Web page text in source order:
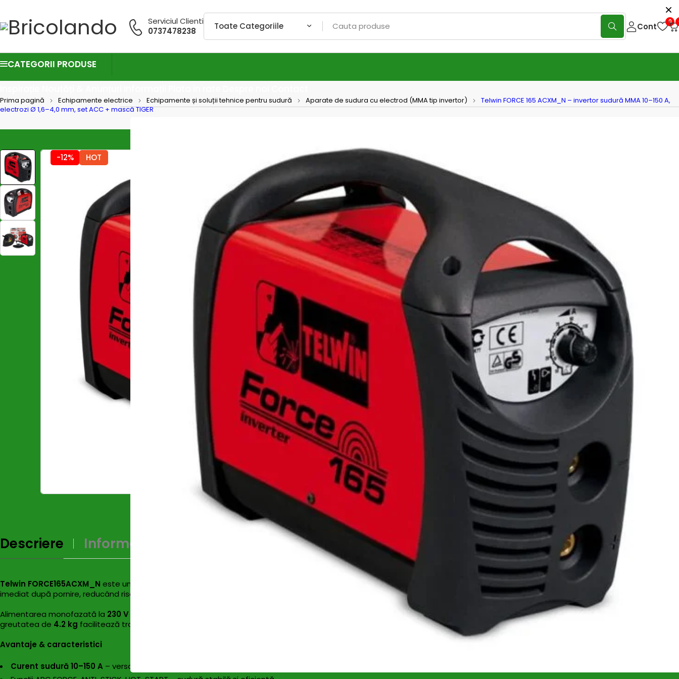
Serviciul Clienti
0737478238
Cont 0
CATEGORII PRODUSE
Prima pagină Echipamente electrice Echipamente și soluții tehnice pentru sudură Aparate de sudura cu electrod (MMA tip invertor)
Telwin FORCE 165 ACXM_N – invertor sudură MMA 10–150 A,
electrozi Ø 1,6–4,0 mm, set ACC + mască TIGER
-12% HOT
Telwin FORCE 165 ACXM_N – invertor
sudură MMA 10–150 A, electrozi Ø 1,6–
4,0 mm, set ACC + mască TIGER
Scrie o recenzie
Telwin FORCE165ACXM_N
este un aparat de sudură tip invertor
MMA/CC de 150 A, proiectat pentru electrozi cu diametru între
mm
, ideal pentru ateliere mici şi sudură semiprofesională.
Include funcţiile
ARC FORCE(amorsare optimă),ANTI-STICK
lipirea electrodului) şi
(pregătire rapidă a arcului), toate
≈4.2 kg.
Pachetul conţine:
invertor Telwin FORCE165ACXM_N, mască sudură
TIGER, cabluri cu cleste port-electrod şi masă, perie cu ciocan pentru
2.100lei
1.848 lei (Salvează 252lei În stoc
CUMPARA ACUM
Salvat pentru mai târziu Add to wishlist Add to compare
SKU:
FORCE165 ACXM_N
Aparate de sudura cu electrod (MMA tip invertor)
Descriere Informații Suplimentare Recenzii (0)
Telwin FORCE165ACXM_N este un invertor performant pentru sudură MMA, livrând curent maxim de150 A pentru electrozi 1.6–4 mm. FuncţiaARC – FORCE
asigură un arc stabil
imediat după pornire, reducând riscul de porţiuni imperfecte. Funcţia
previne lipirea electrodului, iar
garantează pornirea rapidă.
Alimentarea monofazată la 230 V îl face compatibil cu majoritatea atelierelor, iar clasa de protecţie IP21 permite utilizare regulată. Carcasa compactă (≈ 380 × 420 × 170 mm) şi
greutatea de 4.2 kg facilitează transportul şi depozitarea.
Avantaje & caracteristici
Curent sudură 10–150 A – versatil pentru electrozi 1.6–4 mm